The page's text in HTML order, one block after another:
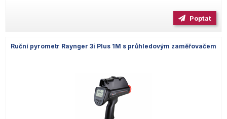
Poptat
Ruční pyrometr Raynger 3i Plus 1M s průhledovým zaměřovačem